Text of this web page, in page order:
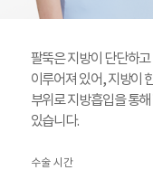
팔뚝은 지방이 단단하
이루어져 있어, 지방이
부위로 지방흡입을 통
있습니다.
수술 시간